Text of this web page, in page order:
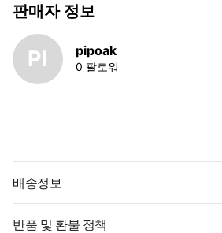
판매자 정보
PI pipoak
0 팔로워
배송정보
반품 및 환불 정책